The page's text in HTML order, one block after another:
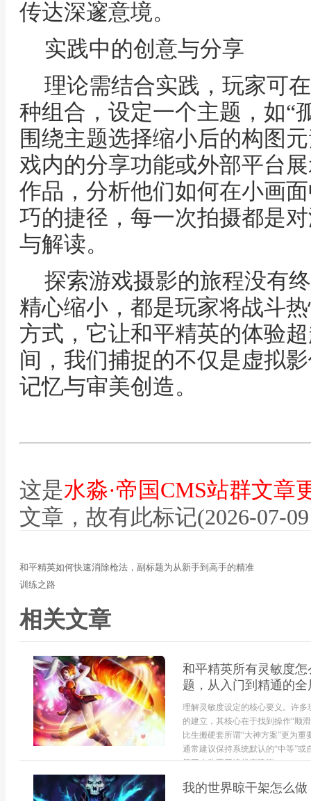
传达深邃意境。
实践中的创意与分享
理论需结合实践，玩家可
种组合，设定一个主题，如“
围绕主题选择缩小后的构图
戏内的分享功能或外部平台
作品，分析他们如何在小画
巧的捷径，每一次拍摄都是
与解读。
探索游戏摄影的旅程没有
精心缩小，都是玩家将战斗
方式，它让和平精英的体验
间，我们捕捉的不仅是虚拟
记忆与审美创造。
这是水淼·帝国CMS站群文章
文章，故有此标记(2026-07-
和平精英如何快速消除枪法，副标题为从新手到高手的精准
训练之路
相关文章
和平精英所有灵敏度
题，从入门到精通的
理解灵敏度设定的核心要义。许
的建立，其核心在于找到操作“顺
比生搬硬套所谓“大神方案”更为
通常建议保持系统默认的“中等”
第三人称不开镜状态建议...
我的世界晾干架怎么